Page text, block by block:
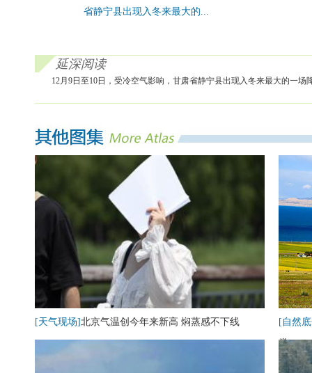
省静宁县出现入冬来最大的...
延深阅读
12月9日至10日，受冷空气影响，甘肃省静宁县出现入冬来最大的一
[天气现场]北京气温创今年来新高 焖蒸感不下线
[自然
卷